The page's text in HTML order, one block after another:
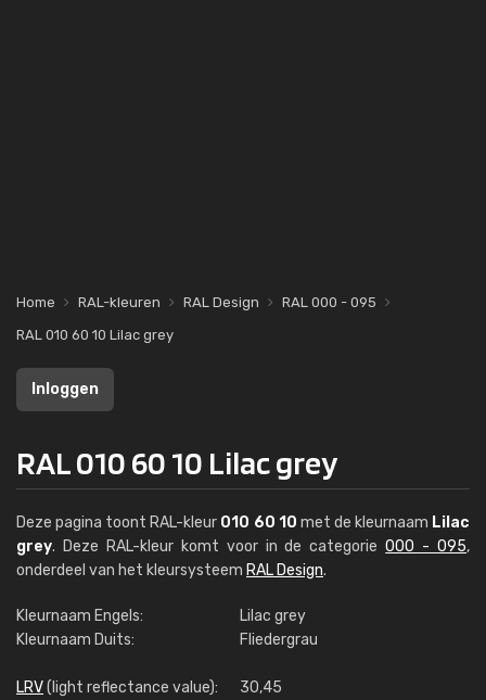
Home RAL-kleuren RAL Design
RAL 000 - 095
RAL 010 60 10 Lilac grey
Inloggen
RAL 010 60 10 Lilac grey
Deze pagina toont RAL-kleur 010 60 10 met de kleurnaam Lilac
grey. Deze RAL-kleur komt voor in de categorie000 - 095,
onderdeel van het kleursysteem RAL Design.
Kleurnaam Engels:
Lilac grey
Kleurnaam Duits:
Fliedergrau
LRV(light reflectance value): 30,45